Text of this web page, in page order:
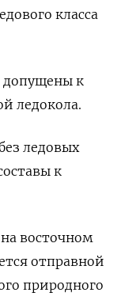
класса
допущены к
ледокола.
ледовых
к
восточном
отправной
природного